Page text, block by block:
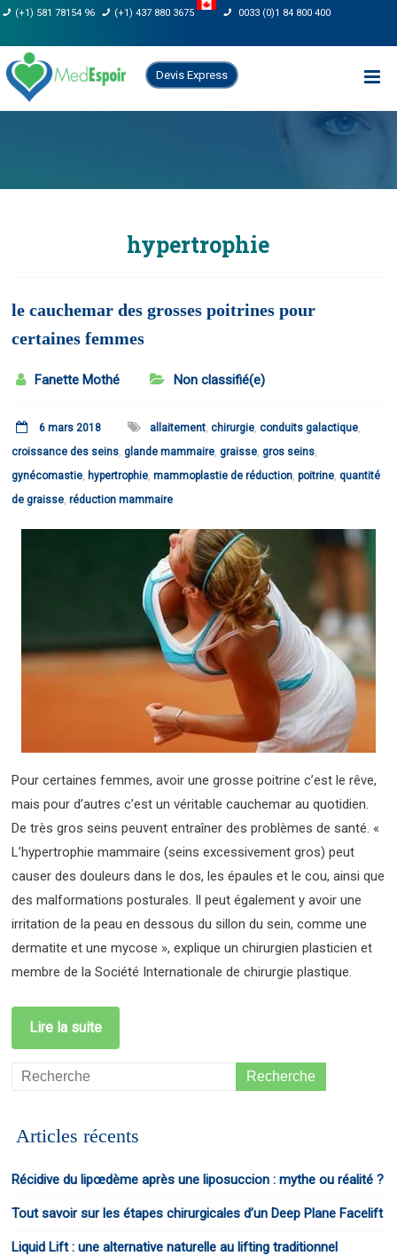
Skip
content
(+1) 581 78154 96 (+1) 437 880 3675 0033 (0)1 84 800 400
Devis Express
hypertrophie
le cauchemar des grosses poitrines pour
certaines femmes
Fanette Mothé Non classifié(e)
6 mars 2018 allaitement,chirurgie,conduits galactique,
croissance des seins,glande mammaire,graisse,gros seins,
gynécomastie, hypertrophie,mammoplastie de réduction,poitrine,quantité
de graisse,réduction mammaire
Pour certaines femmes, avoir une grosse poitrine c’est le rêve,
mais pour d’autres c’est un véritable cauchemar au quotidien.
De très gros seins peuvent entraîner des problèmes de santé. «
L’hypertrophie mammaire (seins excessivement gros) peut
causer des douleurs dans le dos, les épaules et le cou, ainsi que
des malformations posturales. Il peut également y avoir une
irritation de la peau en dessous du sillon du sein, comme une
dermatite et une mycose », explique un chirurgien plasticien et
membre de la Société Internationale de chirurgie plastique.
Lire la suite
Articles récents
Récidive du lipœdème après une liposuccion : mythe ou réalité ?
Tout savoir sur les étapes chirurgicales d’un Deep Plane Facelift
Liquid Lift : une alternative naturelle au lifting traditionnel